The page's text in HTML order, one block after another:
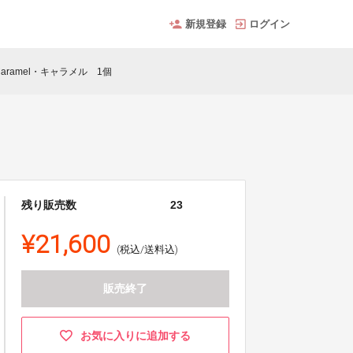
新規登録 ログイン
・キャラメル 1個
残り販売数 23
¥21,600 (税込/送料込)
販売終了
お気に入りに追加する